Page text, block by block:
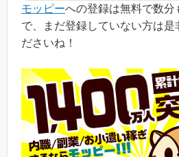
サイトに新規登録された方は1万人以上
初心者の方でも稼ぎやすく、当ブログ
トサイトです！当ペ...
モッピーへの登録は無料で数分
で、まだ登録していない方は是
ださいね！